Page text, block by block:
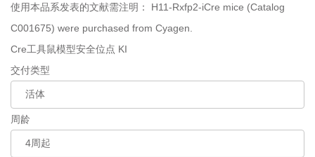
使用本品系发表的文献需注明： H11-Rxfp2-iCre mice (Catalog
C001675) were purchased from Cyagen.
Cre工具鼠模型安全位点 KI
交付类型
周龄